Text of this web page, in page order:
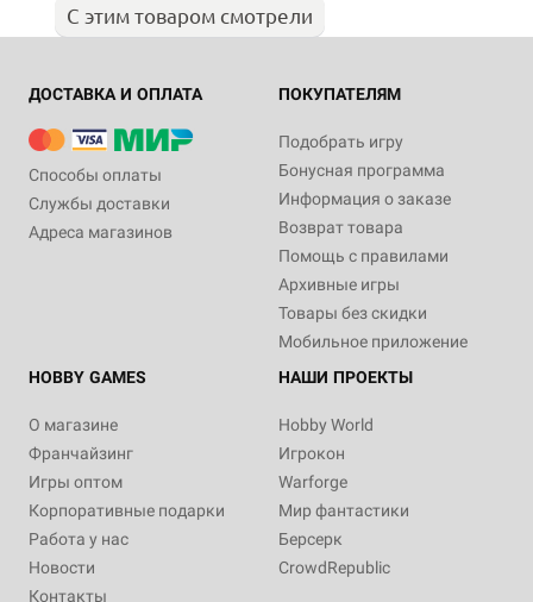
С этим товаром смотрели
ДОСТАВКА И ОПЛАТА
Способы оплаты
Службы доставки
Адреса магазинов
ПОКУПАТЕЛЯМ
Подобрать игру
Бонусная программа
Информация о заказе
Возврат товара
Помощь с правилами
Архивные игры
Товары без скидки
Мобильное приложение
HOBBY GAMES
О магазине
Франчайзинг
Игры оптом
Корпоративные подарки
Работа у нас
Новости
Контакты
НАШИ ПРОЕКТЫ
Hobby World
Игрокон
Warforge
Мир фантастики
Берсерк
CrowdRepublic